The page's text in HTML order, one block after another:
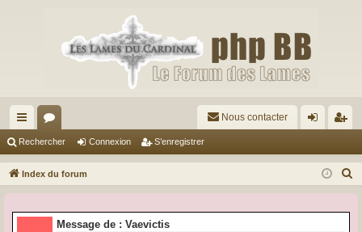
cc
ès
pi
or
u
s
Nous contacter
ne
on
nr
ist
Rechercher Connexion S’enregistrer
Index du forum
Message de : Vaevictis